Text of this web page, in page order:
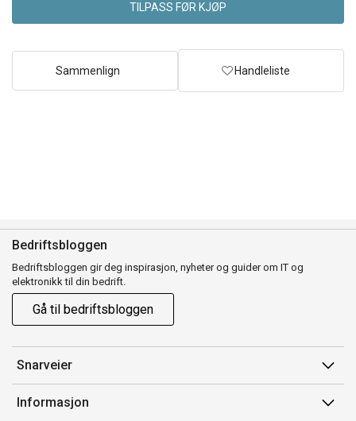
TILPASS FØR KJØP
Sammenlign Handleliste
Bedriftsbloggen
Bedriftsbloggen gir deg inspirasjon, nyheter og guider om IT og
elektronikk til din bedrift.
Gå til bedriftsbloggen
Snarveier
Min side
Informasjon